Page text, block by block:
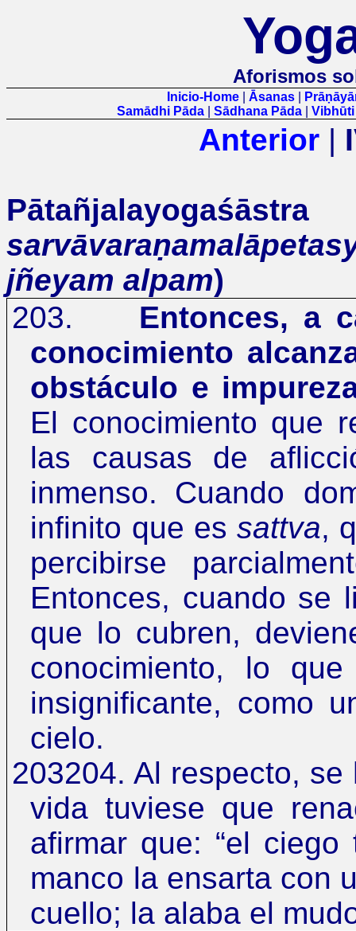
Aforismos
Inicio-Home Āsanas
Samādhi Pāda| Sādhana Pāda| Vibhūti
Anterior|
jñeyam alpam)
203.
Entonces, a
conocimiento
obstáculo e
El conocimiento que
las causas de
inmenso.
Cuando
infinito que es sattva,
percibirse
Entonces, cuando se
que lo cubren,
conocimiento, lo
insignificante, como
cielo.
203204. Al respecto,
vida tuviese que
afirmar que: “el ciego
manco la ensarta con
cuello; la alaba el